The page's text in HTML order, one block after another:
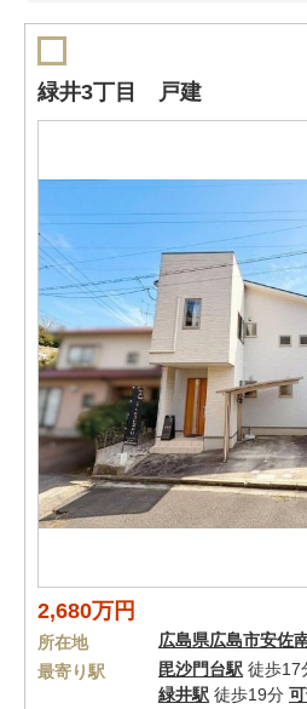
緑井3丁目 戸建
2,680万円
所在地 広島県広島市安佐
最寄り駅
毘沙門台駅 徒歩17
緑井駅 徒歩19分